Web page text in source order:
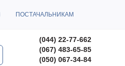
ПОСТАЧАЛЬНИКАМ
(044) 22-77-662
(067) 483-65-85
(050) 067-34-84